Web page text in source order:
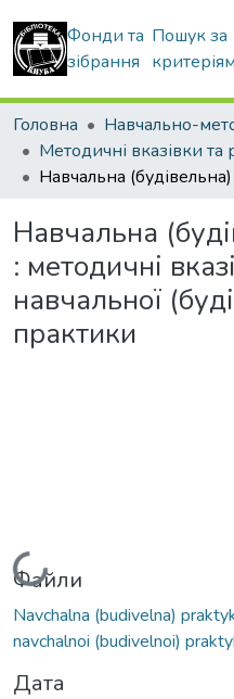
Фонди та
зібрання
Пошук за
Головна
Навчальна
: методичні
навчальної
практики
Вантажиться...
Файли
Navchalna (budivelna)
navchalnoi (budivelnoi)
Дата